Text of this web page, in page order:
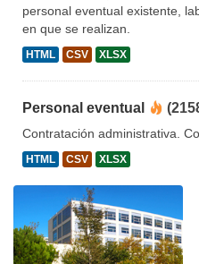
personal eventual existente,
en que se realizan.
HTML CSV XLSX
Personal eventual
Contratación administrativa.
HTML CSV XLSX